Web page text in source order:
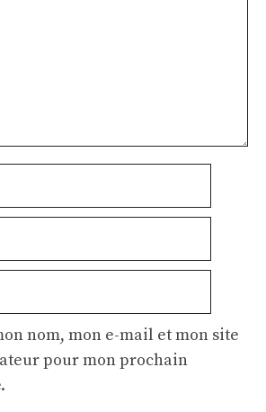
nom, mon e-mail et mon site
pour mon prochain